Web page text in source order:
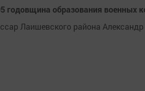
годовщина образования военных
Лаишевского района Александр